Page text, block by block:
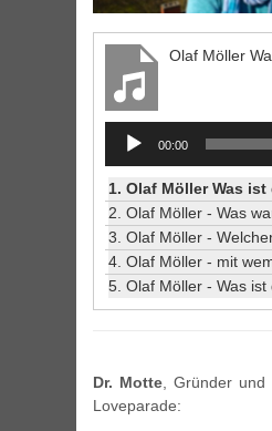
Audio
Player
00:00
1. Olaf Möller Was ist die größte Bedrohung für
2. Olaf Möller - Was war deine erste
3. Olaf Möller - Welchen Trend würdest du
4. Olaf Möller - mit wem würdest du gerne um
5. Olaf Möller - Was ist dein Rat an
Dr. Motte , Gründer
Loveparade: